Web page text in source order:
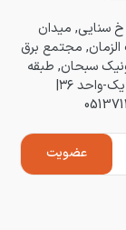
سنایی, میدان
مجتمع برق
سبحان, طبقه
واحد ۳۶|